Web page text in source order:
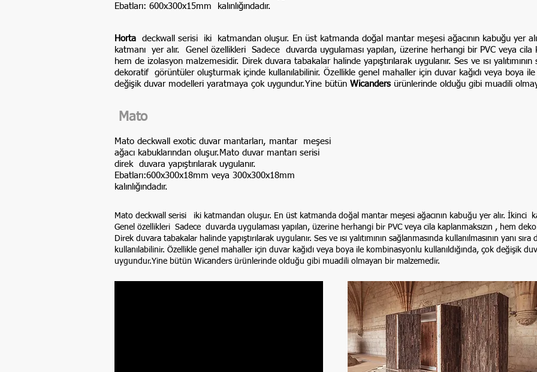
Ebatları: 600x300x15mm kalınlığındadır.
Horta deckwall serisi iki katmandan oluşur. En üst katmanda doğal mantar meşesi ağacının kabuğu yer
katmanı yer alır. Genel özellikleri Sadece duvarda uygulaması yapılan, üzerine herhangi bir PVC veya cila
hem de izolasyon malzemesidir. Direk duvara tabakalar halinde yapıştırılarak uygulanır. Ses ve ısı yalıtımının
dekoratif görüntüler oluşturmak içinde kullanılabilinir. Özellikle genel mahaller için duvar kağıdı veya boya ile
değişik duvar modelleri yaratmaya çok uygundur.Yine bütün Wicanders ürünlerinde olduğu gibi muadili
Mato
Mato deckwall exotic duvar mantarları, mantar meşesi
ağacı kabuklarından oluşur.Mato duvar mantarı serisi
direk duvara yapıştırılarak uygulanır.
Ebatları:600x300x18mm veya 300x300x18mm
kalınlığındadır.
Mato deckwall serisi iki katmandan oluşur. En üst katmanda doğal mantar meşesi ağacının kabuğu yer alır.
Genel özellikleri Sadece duvarda uygulaması yapılan, üzerine herhangi bir PVC veya cila kaplanmaksızın , hem
Direk duvara tabakalar halinde yapıştırılarak uygulanır. Ses ve ısı yalıtımının sağlanmasında kullanılmasının yanı
kullanılabilinir. Özellikle genel mahaller için duvar kağıdı veya boya ile kombinasyonlu kullanıldığında, çok değişik
uygundur.Yine bütün Wicanders ürünlerinde olduğu gibi muadili olmayan bir malzemedir.